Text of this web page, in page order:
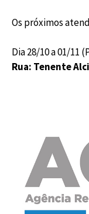
Os próximos
Dia 28/10 a 01/11
Rua: Tenente